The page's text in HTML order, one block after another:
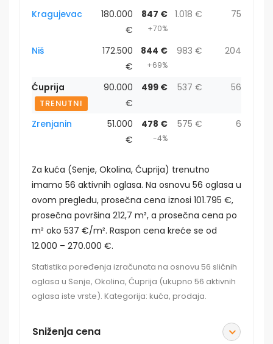
Kragujevac
180.000
€
847 €
+70%
1.018 € 75
Niš
172.500
€
844 €
+69%
983 € 204
Ćuprija
TRENUTNI
90.000
€
499 € 537 € 56
Zrenjanin
51.000
€
478 €
-4%
575 € 6
Za kuća (Senje, Okolina, Ćuprija) trenutno
imamo 56 aktivnih oglasa. Na osnovu 56 oglasa u
ovom pregledu, prosečna cena iznosi 101.795 €,
prosečna površina 212,7 m², a prosečna cena po
m² oko 537 €/m². Raspon cena kreće se od
12.000 – 270.000 €.
Statistika poređenja izračunata na osnovu 56 sličnih
oglasa u Senje, Okolina, Ćuprija (ukupno 56 aktivnih
oglasa iste vrste). Kategorija: kuća, prodaja.
Sniženja cena